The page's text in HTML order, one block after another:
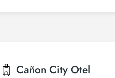
Cañon City Otel